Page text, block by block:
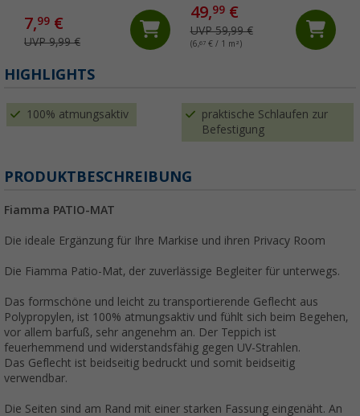
7,99 €
UVP 9,99 €
49,99€
UVP 59,99 €
(6,67€ / 1 m²)
HIGHLIGHTS
100% atmungsaktiv
praktische Schlaufen zur
Befestigung
PRODUKTBESCHREIBUNG
Fiamma PATIO-MAT
Die ideale Ergänzung für Ihre Markise und ihren Privacy Room
Die Fiamma Patio-Mat, der zuverlässige Begleiter für unterwegs.
Das formschöne und leicht zu transportierende Geflecht aus
Polypropylen, ist 100% atmungsaktiv und fühlt sich beim Begehen,
vor allem barfuß, sehr angenehm an. Der Teppich ist
feuerhemmend und widerstandsfähig gegen UV-Strahlen.
Das Geflecht ist beidseitig bedruckt und somit beidseitig
verwendbar.
Die Seiten sind am Rand mit einer starken Fassung eingenäht. An